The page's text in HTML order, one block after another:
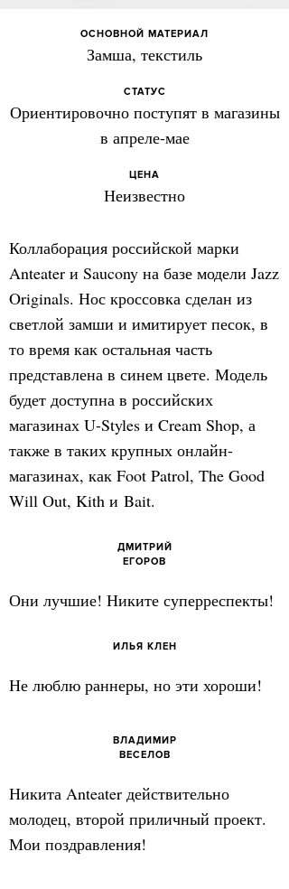
ОСНОВНОЙ МАТЕРИАЛ
Замша, текстиль
СТАТУС
Ориентировочно поступят в магазины
в апреле-мае
ЦЕНА
Неизвестно
Коллаборация российской марки
Anteater и Saucony на базе модели Jazz
Originals. Нос кроссовка сделан из
светлой замши и имитирует песок, в
то время как остальная часть
представлена в синем цвете. Модель
будет доступна в российских
магазинах U-Styles и Cream Shop, а
также в таких крупных онлайн-
магазинах, как Foot Patrol, The Good
Will Out, Kith и Bait.
ДМИТРИЙ
ЕГОРОВ
Они лучшие! Никите суперреспекты!
ИЛЬЯ КЛЕН
Не люблю раннеры, но эти хороши!
ВЛАДИМИР
ВЕСЕЛОВ
Никита Anteater действительно
молодец, второй приличный проект.
Мои поздравления!